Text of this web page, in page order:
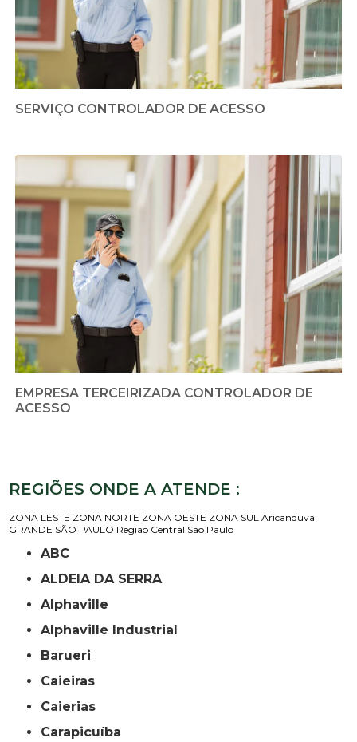
SERVIÇO CONTROLADOR DE ACESSO
EMPRESA TERCEIRIZADA CONTROLADOR DE
ACESSO
REGIÕES ONDE A ATENDE :
ZONA LESTE ZONA NORTE ZONA OESTE ZONA SUL Aricanduva
GRANDE SÃO PAULO Região Central São Paulo
ABC
ALDEIA DA SERRA
Alphaville
Alphaville Industrial
Barueri
Caieiras
Caierias
Carapicuíba